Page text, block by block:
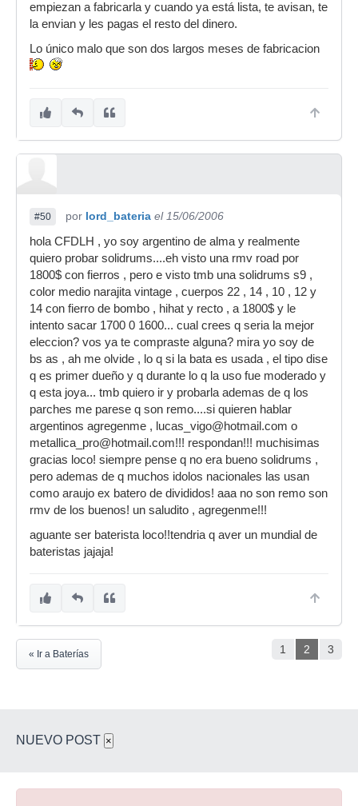
empiezan a fabricarla y cuando ya está lista, te avisan, te
la envian y les pagas el resto del dinero.
Lo único malo que son dos largos meses de fabricacion
#50 por lord_bateria el 15/06/2006
hola CFDLH , yo soy argentino de alma y realmente
quiero probar solidrums....eh visto una rmv road por
1800$ con fierros , pero e visto tmb una solidrums s9 ,
color medio narajita vintage , cuerpos 22 , 14 , 10 , 12 y
14 con fierro de bombo , hihat y recto , a 1800$ y le
intento sacar 1700 0 1600... cual crees q seria la mejor
eleccion? vos ya te compraste alguna? mira yo soy de
bs as , ah me olvide , lo q si la bata es usada , el tipo dise
q es primer dueño y q durante lo q la uso fue moderado y
q esta joya... tmb quiero ir y probarla ademas de q los
parches me parese q son remo....si quieren hablar
argentinos agregenme , lucas_vigo@hotmail.com o
metallica_pro@hotmail.com!!! respondan!!! muchisimas
gracias loco! siempre pense q no era bueno solidrums ,
pero ademas de q muchos idolos nacionales las usan
como araujo ex batero de divididos! aaa no son remo son
rmv de los buenos! un saludito , agregenme!!!
aguante ser baterista loco!!tendria q aver un mundial de
bateristas jajaja!
1 2 3
« Ir a Baterías
NUEVO POST ×